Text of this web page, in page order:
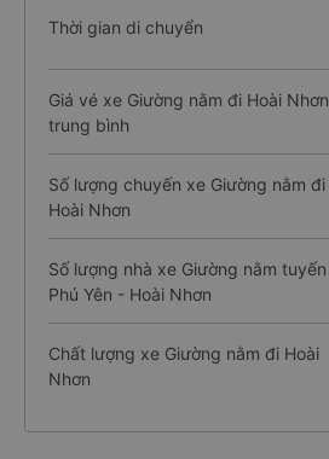
Thời gian di chuyển
Giá vé xe Giường nằm đi Hoài Nhơn
trung bình
Số lượng chuyến xe Giường nằm đi
Hoài Nhơn
Số lượng nhà xe Giường nằm tuyến
Phú Yên - Hoài Nhơn
Chất lượng xe Giường nằm đi Hoài
Nhơn